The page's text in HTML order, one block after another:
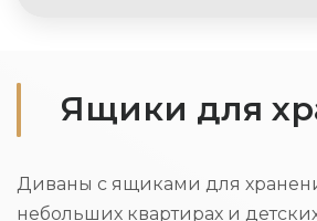
Ящики для
Диваны с ящиками для
небольших квартирах и